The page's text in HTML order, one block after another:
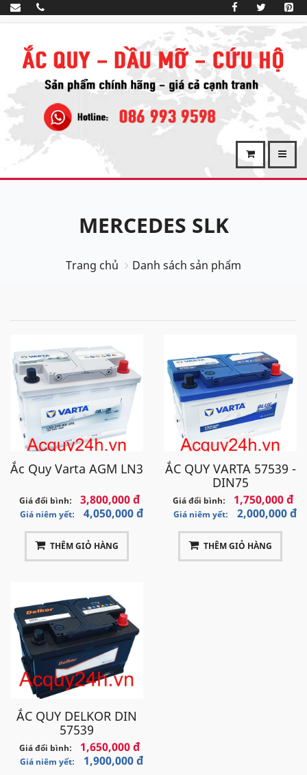
MERCEDES SLK
Trang chủ Danh sách sản phẩm
Ắc Quy Varta AGM LN3
Giá đổi bình: 3,800,000 đ
Giá niêm yết: 4,050,000 đ
THÊM GIỎ HÀNG
ẮC QUY VARTA 57539 -
DIN75
Giá đổi bình: 1,750,000 đ
Giá niêm yết: 2,000,000 đ
THÊM GIỎ HÀNG
ẮC QUY DELKOR DIN
57539
Giá đổi bình: 1,650,000 đ
Giá niêm yết: 1,900,000 đ